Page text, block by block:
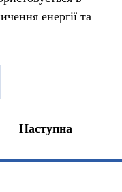
енергії та
Наступна